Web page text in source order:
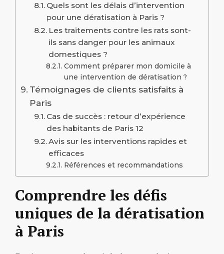
Quels sont les délais d’intervention
pour une dératisation à Paris ?
Les traitements contre les rats sont-
ils sans danger pour les animaux
domestiques ?
Comment préparer mon domicile à
une intervention de dératisation ?
Témoignages de clients satisfaits à
Paris
Cas de succès : retour d’expérience
des habitants de Paris 12
Avis sur les interventions rapides et
efficaces
Références et recommandations
Comprendre les défis
uniques de la dératisation
à Paris